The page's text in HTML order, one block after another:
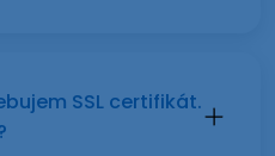
SSL certifikát.